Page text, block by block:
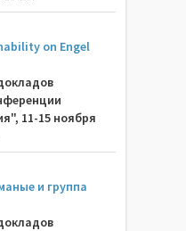
on Engel
11-15 ноября
и группа